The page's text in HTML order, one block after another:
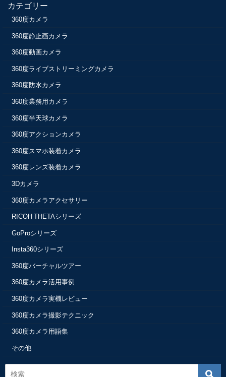
カテゴリー
360度カメラ
360度静止画カメラ
360度動画カメラ
360度ライブストリーミングカメラ
360度防水カメラ
360度業務用カメラ
360度半天球カメラ
360度アクションカメラ
360度スマホ装着カメラ
360度レンズ装着カメラ
3Dカメラ
360度カメラアクセサリー
RICOH THETAシリーズ
GoProシリーズ
Insta360シリーズ
360度バーチャルツアー
360度カメラ活用事例
360度カメラ実機レビュー
360度カメラ撮影テクニック
360度カメラ用語集
その他